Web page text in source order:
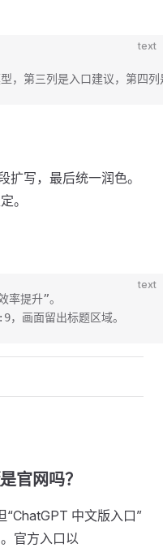
text
，第三列是入口建议，第四
扩写，最后统一润色。
。
text
率提升”。
画面留出标题区域。
官网吗？
中文版入口”
官方入口以